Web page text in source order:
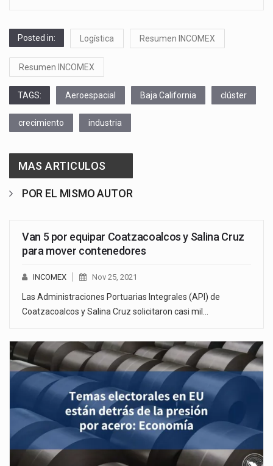
Posted in: Logística Resumen INCOMEX
Resumen INCOMEX
TAGS: Aeroespacial Baja California clúster
crecimiento industria
MAS ARTICULOS
POR EL MISMO AUTOR
Van 5 por equipar Coatzacoalcos y Salina Cruz
para mover contenedores
INCOMEX Nov 25, 2021
Las Administraciones Portuarias Integrales (API) de
Coatzacoalcos y Salina Cruz solicitaron casi mil…